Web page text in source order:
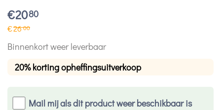
€2080
€2600
Binnenkort weer leverbaar
20% korting opheffingsuitverkoop
Mail mij als dit product weer beschikbaar is